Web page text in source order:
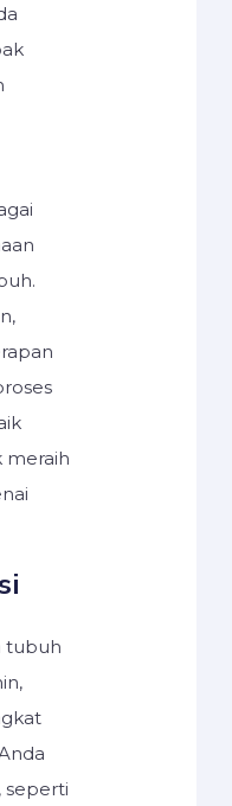
meraih
tubuh
seperti